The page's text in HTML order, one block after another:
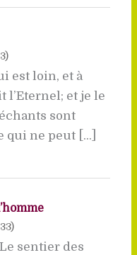
est loin, et à
l’Eternel; et je le
sont
qui ne peut [...]
sentier des